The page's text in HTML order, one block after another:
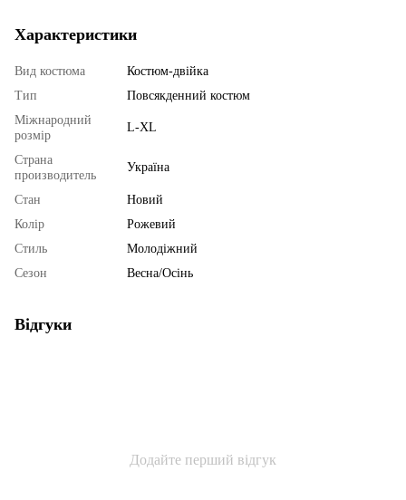
Характеристики
Вид костюма
Костюм-двійка
Тип
Повсякденний костюм
Міжнародний
розмір
L-XL
Страна
производитель
Україна
Стан
Новий
Колір
Рожевий
Стиль
Молодіжний
Сезон
Весна/Осінь
Відгуки
Додайте перший відгук